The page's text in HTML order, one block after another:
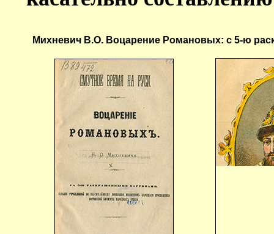
Михневич В.О. Воцарение Романовых: с 5-ю